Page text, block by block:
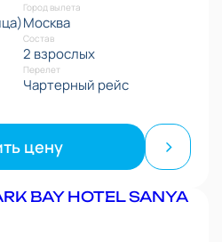
Город вылета
Москва
Состав
2 взрослых
Перелет
Чартерный рейс
цену